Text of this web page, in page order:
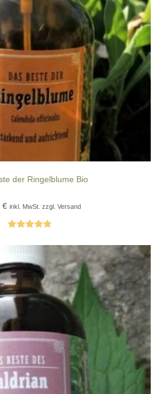
der Ringelblume Bio
€ inkl. MwSt. zzgl. Versand
von 5